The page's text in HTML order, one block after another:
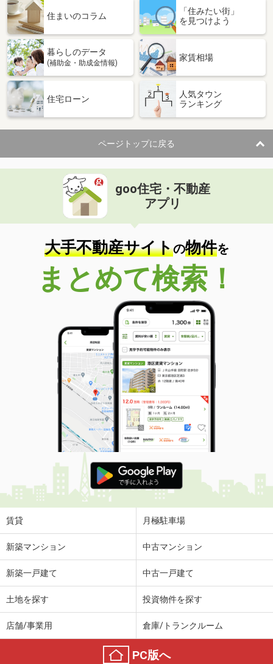
住まいのコラム
「住みたい街」
を見つけよう
暮らしのデータ
(補助金・助成金情報)
家賃相場
住宅ローン
人気タウン
ランキング
ページトップに戻る
goo住宅・不動産
アプリ
大手不動産サイトの物件を
まとめて検索！
賃貸 月極駐車場
新築マンション 中古マンション
新築一戸建て 中古一戸建て
土地を探す 投資物件を探す
店舗/事業用 倉庫/トランクルーム
PC版へ